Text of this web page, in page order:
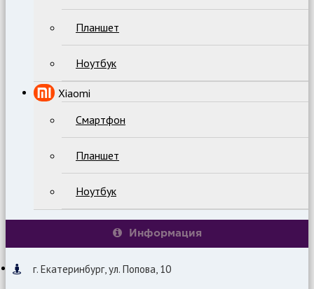
Планшет
Ноутбук
Xiaomi
Смартфон
Планшет
Ноутбук
Информация
г. Екатеринбург, ул. Попова, 10